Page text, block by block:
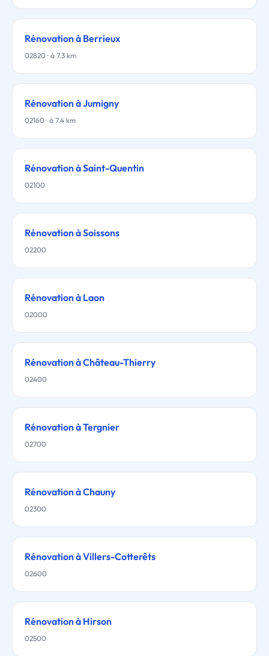
Rénovation à Berrieux
02820 · à 7.3 km
Rénovation à Jumigny
02160 · à 7.4 km
Rénovation à Saint-Quentin
02100
Rénovation à Soissons
02200
Rénovation à Laon
02000
Rénovation à Château-Thierry
02400
Rénovation à Tergnier
02700
Rénovation à Chauny
02300
Rénovation à Villers-Cotterêts
02600
Rénovation à Hirson
02500